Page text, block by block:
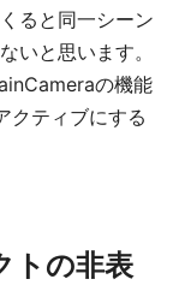
ると同一シーン
いと思います。
の機能
クティブにする
トの非表